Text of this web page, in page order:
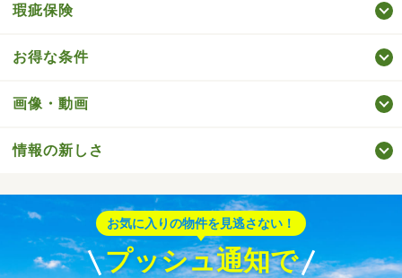
瑕疵保険
お得な条件
画像・動画
情報の新しさ
お気に入りの物件を見逃さない！
プッシュ通知で